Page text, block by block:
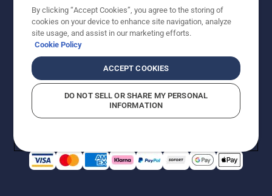
© Husqvarna AB (publ). Alle Rechte vorbehalten.
Preisänderungen, Irrtümer, Text- und Satzfehler sind
vorbehalten. Bei den Preisangaben handelt es sich um
unverbindliche Preisempfehlungen in Euro inkl. der
unverbindliche Preisempfehlungen (inkl. MwSt), es sei
denn sie sind für den direkten Kauf verfügbar.
Cookie-RichtlinieNutzungsbedingungenAGBs
ImpressumVermutete Verstöße melden
By clicking “Accept Cookies”, you agree to the storing of
cookies on your device to enhance site navigation, analyze
site usage, and assist in our marketing efforts.
Cookie Policy
ACCEPT COOKIES
DO NOT SELL OR SHARE MY PERSONAL
INFORMATION